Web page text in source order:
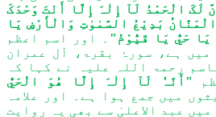
لَکَ الْحَمْدُ لَآ إِلٰہَ إِلَّا أَنْتَ وَحْدَکَ
بَدِیْعُ السَّمٰوٰتِ وَالْأَرْضِ یَا
یَا حَيُّ یَا قَیُّوْمُ" ۔ اور اسم اعظم
ہے، سورۂ بقرۃ، آل عمران
رحمۃ اللہ علیہ نے کہا کہ
"أَنَّہٗ لَآ إِلٰہَ إِلَّا ھُوَ الْحَيُّ
میں جمع ہوا ہے۔ اور علامہ
عبد الاعلیٰ سے بھی یہ روایت